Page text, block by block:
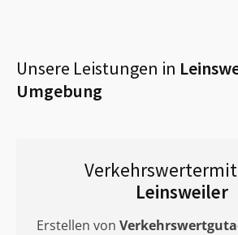
Unsere Leistungen in
Umgebung
Leinsweiler
Erstellen von